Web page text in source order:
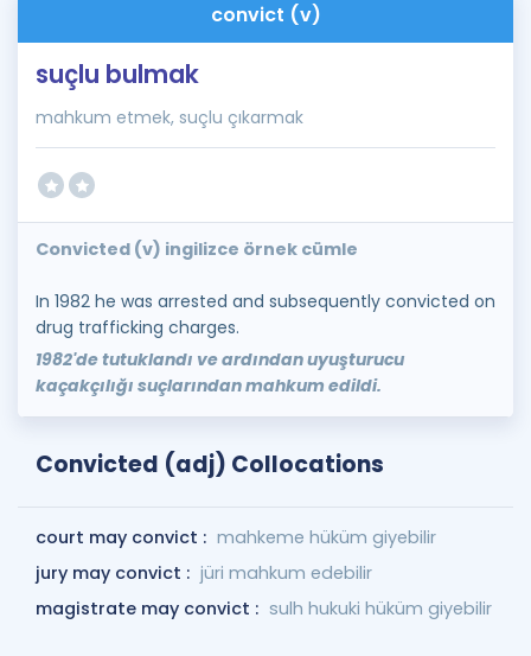
İngilizce Gramer
convict (v)
suçlu bulmak
mahkum etmek, suçlu çıkarmak
Convicted (v) ingilizce örnek cümle
In 1982 he was arrested and subsequently convicted on
drug trafficking charges.
1982'de tutuklandı ve ardından uyuşturucu
kaçakçılığı suçlarından mahkum edildi.
Convicted (adj) Collocations
court may convict : mahkeme hüküm giyebilir
jury may convict : jüri mahkum edebilir
magistrate may convict : sulh hukuki hüküm giyebilir